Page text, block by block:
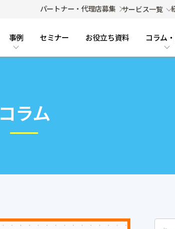
パートナー・代理店募集 サービス一覧
事例 セミナー お役立ち資料 コラム
コラム